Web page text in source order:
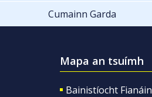
Cumainn Garda
Mapa an tsuímh
Bainistíocht Fianáin